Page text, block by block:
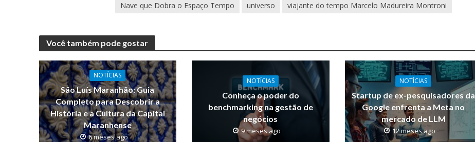
Nave que Dobra o Espaço Tempo
universo viajante do tempo Marcelo Madureira Montroni
Você também pode gostar
NOTÍCIAS
São Luís Maranhão: Guia
Completo para Descobrir a
História e a Cultura da Capital
Maranhense
6 meses ago
NOTÍCIAS
Conheça o poder do
benchmarking na gestão de
negócios
9 meses ago
NOTÍCIAS
Startup de ex-pesquisadores da
Google enfrenta a Meta no
mercado de LLM
12 meses ago